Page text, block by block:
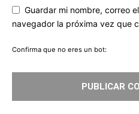
Guardar mi nombre, correo
navegador la próxima vez que
Confirma que no eres un bot: